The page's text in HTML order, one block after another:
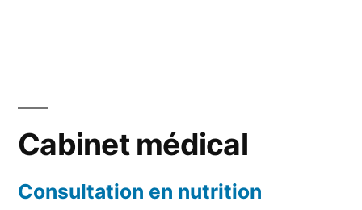
Cabinet médical
Consultation en nutrition